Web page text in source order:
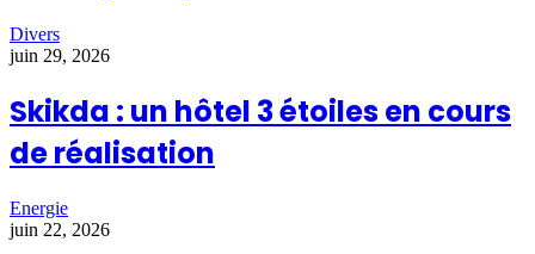
Divers
juin 29, 2026
Skikda : un hôtel 3 étoiles en cours
de réalisation
Energie
juin 22, 2026